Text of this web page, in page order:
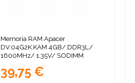
Memoria RAM Apacer
DV.04G2K.KAM 4GB/ DDR3L/
1600MHz/ 1.35V/ SODIMM
39,75 €